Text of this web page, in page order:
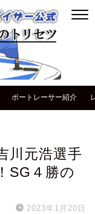
ボートレーサー紹介
川元浩選手
SG４勝の
2023年1月20日